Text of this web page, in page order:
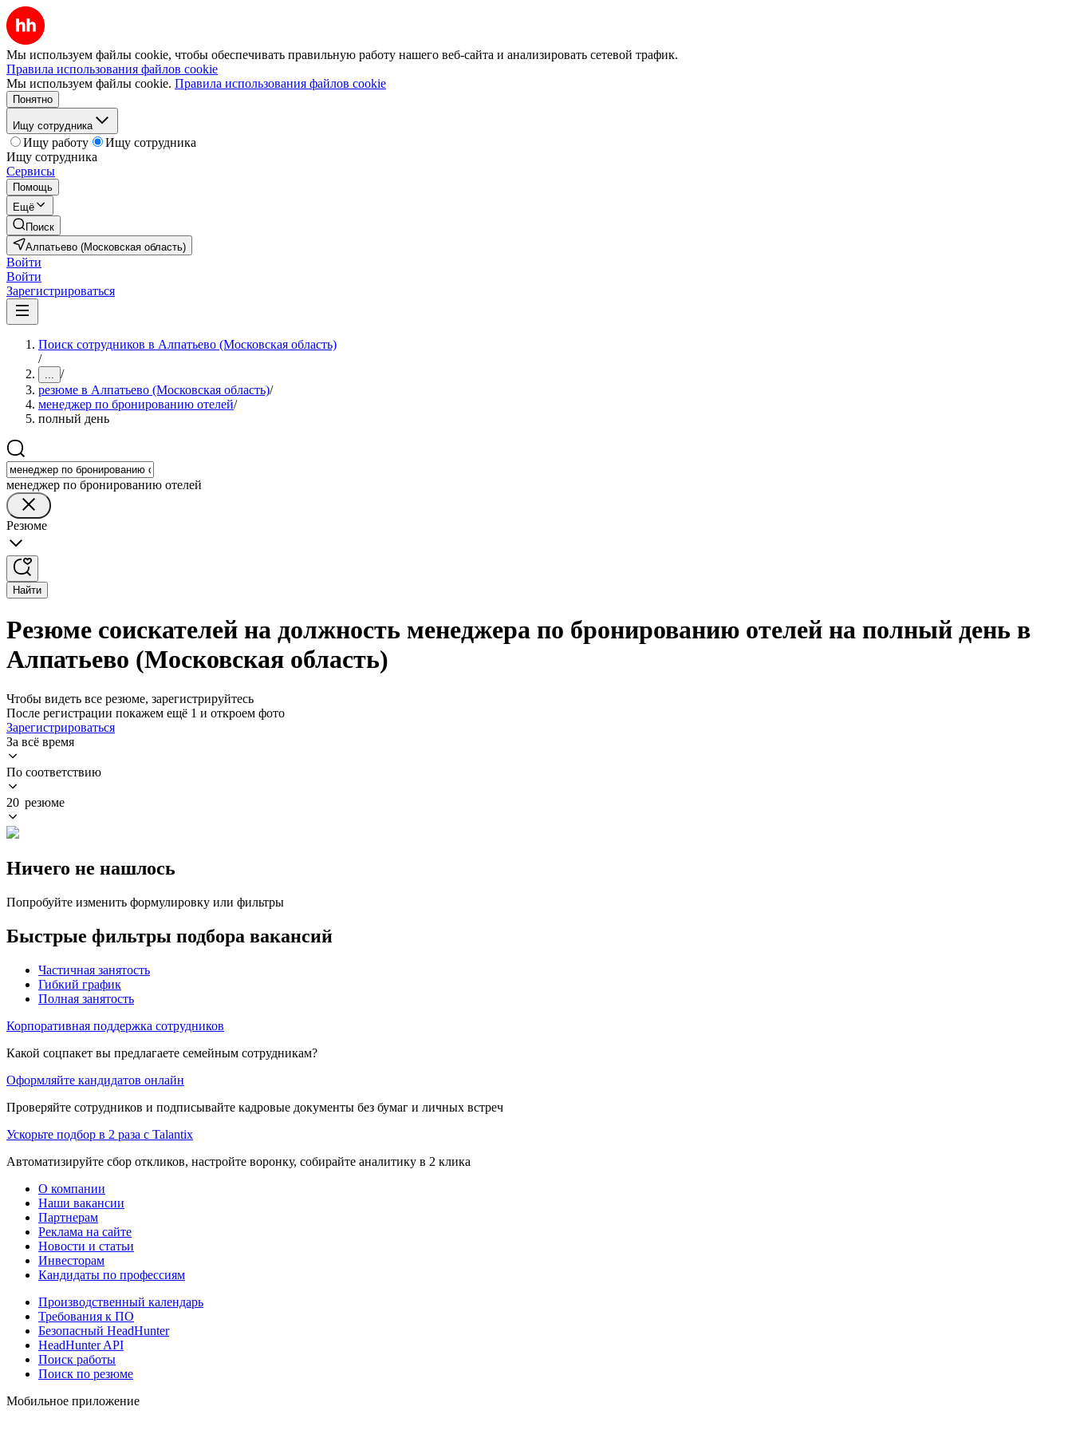
Мы используем файлы cookie, чтобы обеспечивать правильную работу нашего веб-сайта и анализировать сетевой трафик.
Правила использования файлов cookie
Мы используем файлы cookie. Правила использования файлов cookie
Понятно
Ищу сотрудника
Ищу работу
Ищу сотрудника
Ищу сотрудника
Сервисы
Помощь
Ещё
Поиск
Алпатьево (Московская область)
Войти
Войти
Зарегистрироваться
Поиск сотрудников в Алпатьево (Московская область)
/
... /
резюме в Алпатьево (Московская область)/
менеджер по бронированию отелей/
полный день
менеджер по бронированию отелей
Резюме
Найти
Резюме соискателей на должность менеджера по бронированию отелей на полный день в
Алпатьево (Московская область)
Чтобы видеть все резюме, зарегистрируйтесь
После регистрации покажем ещё 1 и откроем фото
Зарегистрироваться
За всё время
По соответствию
20 резюме
Ничего не нашлось
Попробуйте изменить формулировку или фильтры
Быстрые фильтры подбора вакансий
Частичная занятость
Гибкий график
Полная занятость
Корпоративная поддержка сотрудников
Какой соцпакет вы предлагаете семейным сотрудникам?
Оформляйте кандидатов онлайн
Проверяйте сотрудников и подписывайте кадровые документы без бумаг и личных встреч
Ускорьте подбор в 2 раза с Talantix
Автоматизируйте сбор откликов, настройте воронку, собирайте аналитику в 2 клика
О компании
Наши вакансии
Партнерам
Реклама на сайте
Новости и статьи
Инвесторам
Кандидаты по профессиям
Производственный календарь
Требования к ПО
Безопасный HeadHunter
HeadHunter API
Поиск работы
Поиск по резюме
Мобильное приложение